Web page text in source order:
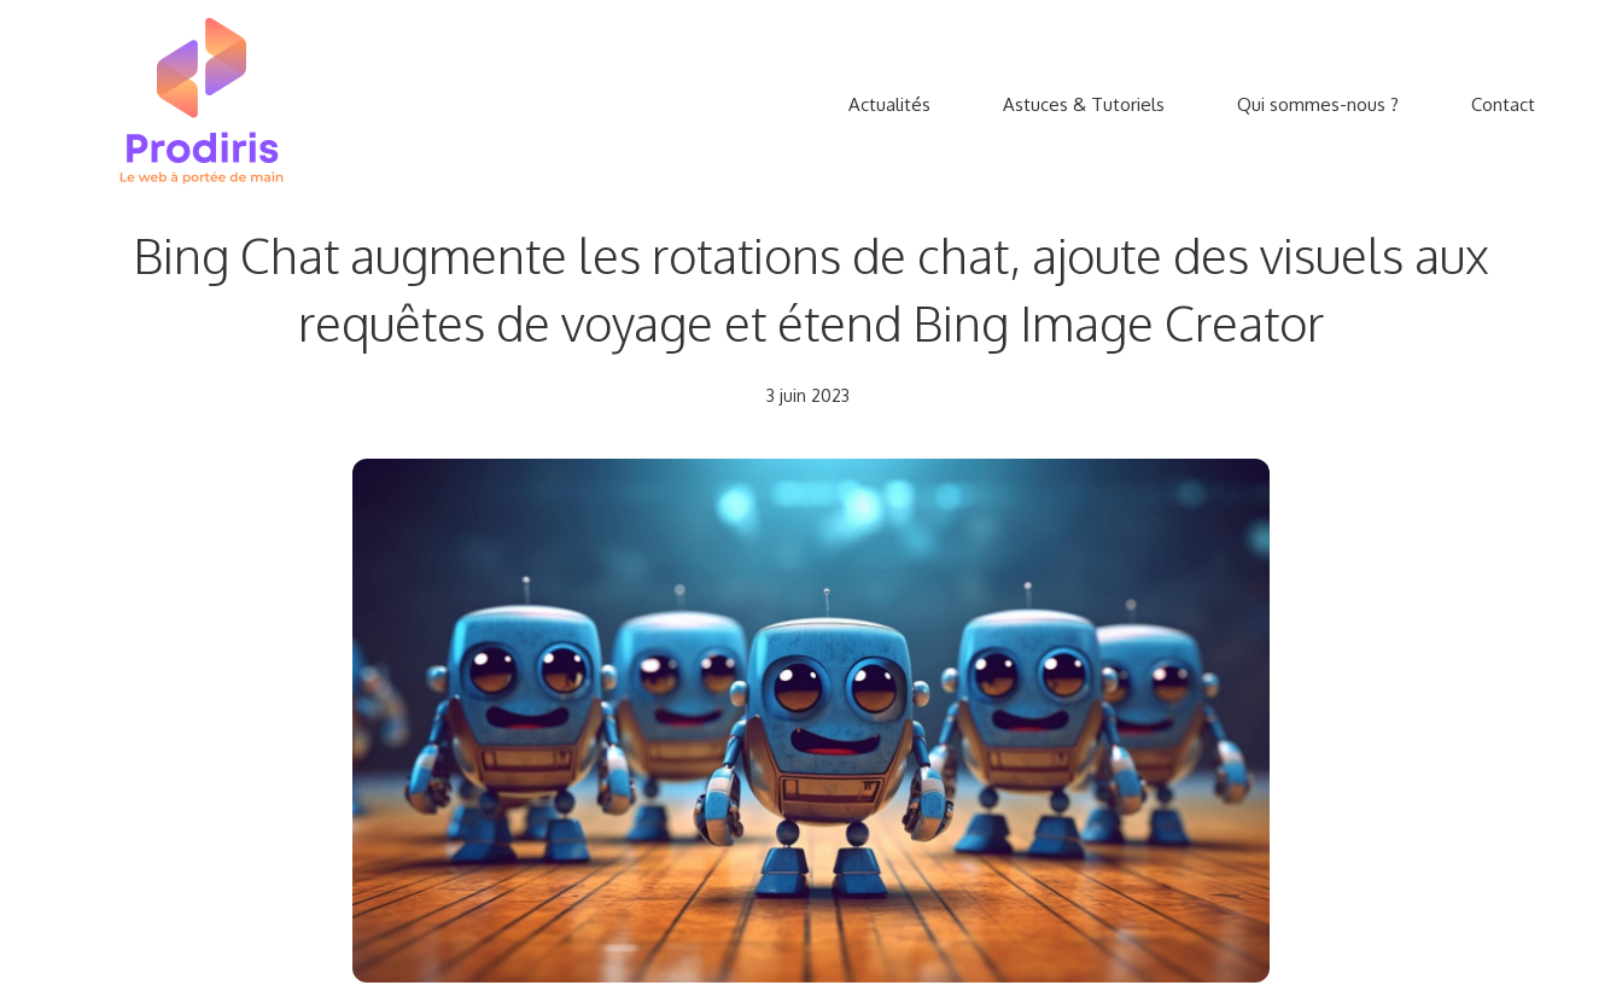
Actualités Astuces & Tutoriels Qui sommes-nous ? Contact
Bing Chat augmente les rotations de chat, ajoute des visuels aux
requêtes de voyage et étend Bing Image Creator
3 juin 2023